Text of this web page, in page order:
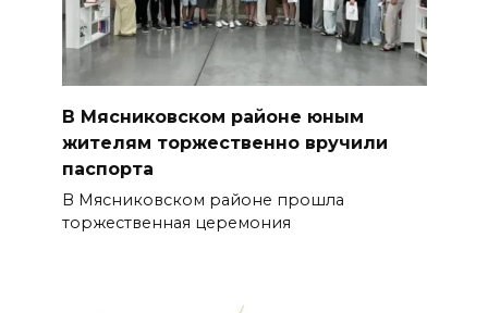
В Мясниковском районе юным
жителям торжественно вручили
паспорта
В Мясниковском районе прошла
торжественная церемония